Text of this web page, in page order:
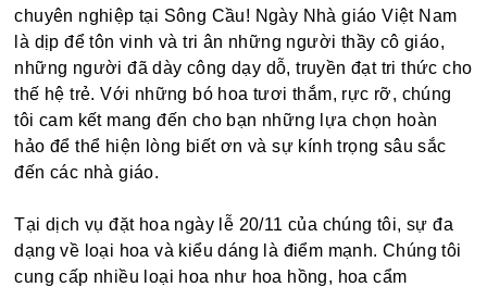
chuyên nghiệp tại Sông Cầu! Ngày Nhà giáo Việt Nam
là dịp để tôn vinh và tri ân những người thầy cô giáo,
những người đã dày công dạy dỗ, truyền đạt tri thức cho
thế hệ trẻ. Với những bó hoa tươi thắm, rực rỡ, chúng
tôi cam kết mang đến cho bạn những lựa chọn hoàn
hảo để thể hiện lòng biết ơn và sự kính trọng sâu sắc
đến các nhà giáo.
Tại dịch vụ đặt hoa ngày lễ 20/11 của chúng tôi, sự đa
dạng về loại hoa và kiểu dáng là điểm mạnh. Chúng tôi
cung cấp nhiều loại hoa như hoa hồng, hoa cẩm